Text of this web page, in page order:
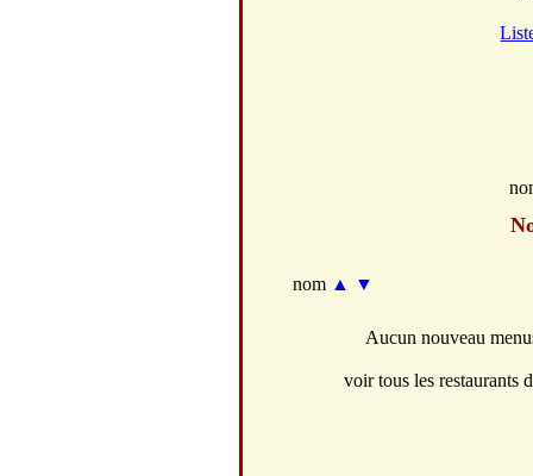
nom ▲ ▼
Aucun nouveau
voir tous les restaurants